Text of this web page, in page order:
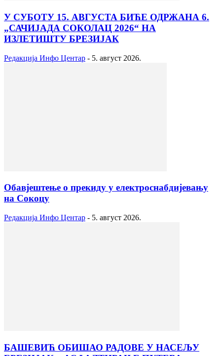
У СУБОТУ 15. АВГУСТА БИЋЕ ОДРЖАНА 6.
„САЧИЈАДА СОКОЛАЦ 2026“ НА
ИЗЛЕТИШТУ БРЕЗИЈАК
Редакција Инфо Центар - 5. август 2026.
Обавјештење о прекиду у електроснабдијевању
на Сокоцу
Редакција Инфо Центар - 5. август 2026.
БАШЕВИЋ ОБИШАО РАДОВЕ У НАСЕЉУ